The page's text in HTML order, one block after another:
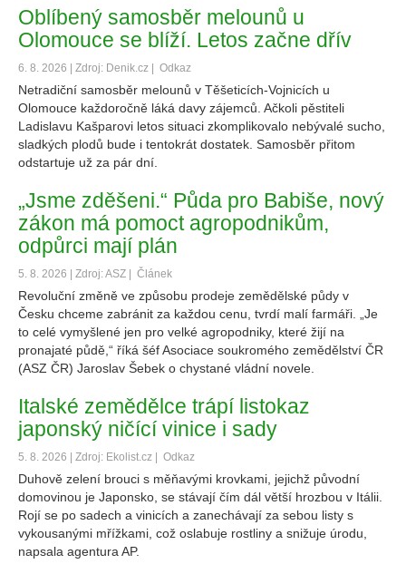
Oblíbený samosběr melounů u
Olomouce se blíží. Letos začne dřív
6. 8. 2026 | Zdroj: Denik.cz | Odkaz
Netradiční samosběr melounů v Těšeticích-Vojnicích u
Olomouce každoročně láká davy zájemců. Ačkoli pěstiteli
Ladislavu Kašparovi letos situaci zkomplikovalo nebývalé sucho,
sladkých plodů bude i tentokrát dostatek. Samosběr přitom
odstartuje už za pár dní.
„Jsme zděšeni.“ Půda pro Babiše, nový
zákon má pomoct agropodnikům,
odpůrci mají plán
5. 8. 2026 | Zdroj: ASZ | Článek
Revoluční změně ve způsobu prodeje zemědělské půdy v
Česku chceme zabránit za každou cenu, tvrdí malí farmáři. „Je
to celé vymyšlené jen pro velké agropodniky, které žijí na
pronajaté půdě,“ říká šéf Asociace soukromého zemědělství ČR
(ASZ ČR) Jaroslav Šebek o chystané vládní novele.
Italské zemědělce trápí listokaz
japonský ničící vinice i sady
5. 8. 2026 | Zdroj: Ekolist.cz | Odkaz
Duhově zelení brouci s měňavými krovkami, jejichž původní
domovinou je Japonsko, se stávají čím dál větší hrozbou v Itálii.
Rojí se po sadech a vinicích a zanechávají za sebou listy s
vykousanými mřížkami, což oslabuje rostliny a snižuje úrodu,
napsala agentura AP.